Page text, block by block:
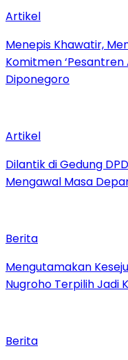
Artikel
Menepis Khawatir,
Komitmen
Diponegoro
Artikel
Dilantik di Gedung
Mengawal Masa
Berita
Mengutamakan
Nugroho Terpilih Jadi
Berita